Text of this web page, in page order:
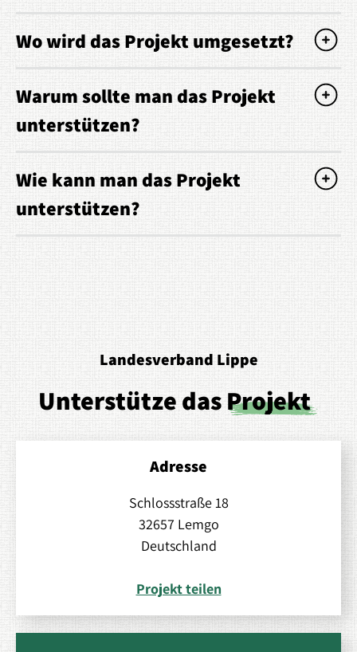
Wo wird das Projekt umgesetzt?
Warum sollte man das Projekt
unterstützen?
Wie kann man das Projekt
unterstützen?
Landesverband Lippe
Unterstütze dasProjekt
Adresse
Schlossstraße 18
32657 Lemgo
Deutschland
Projekt teilen